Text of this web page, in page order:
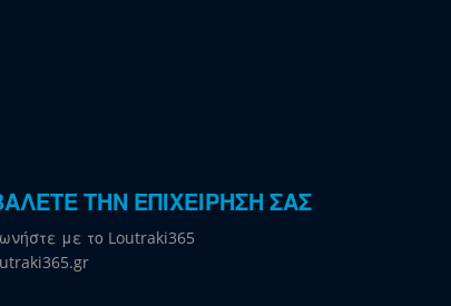
ΤΗΝ ΕΠΙΧΕΙΡΗΣΗ ΣΑΣ
με το Loutraki365